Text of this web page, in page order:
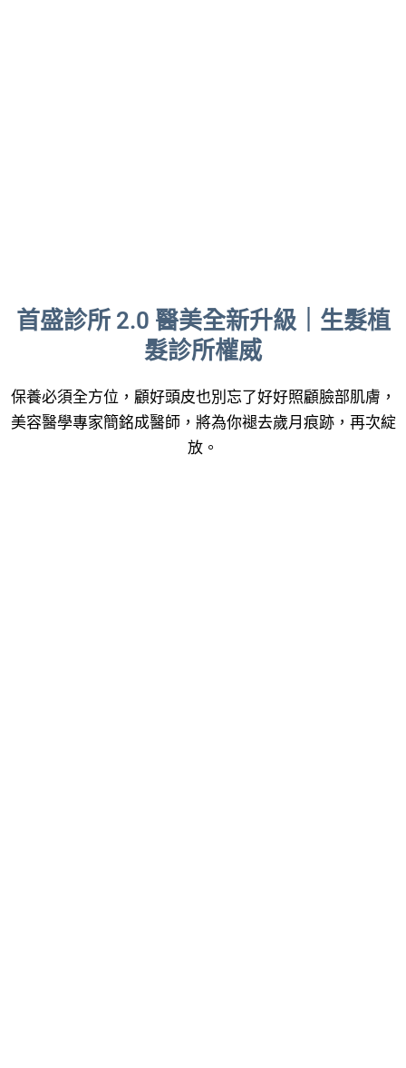
首盛診所 2.0 醫美全新升級｜生髮植
髮診所權威
保養必須全方位，顧好頭皮也別忘了好好照顧臉部肌膚，
美容醫學專家簡銘成醫師，將為你褪去歲月痕跡，再次綻
放。